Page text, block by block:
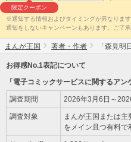
限定クーポン
※通知する情報およびタイミングが異なりま
通知をしないキャンペーンもあります。ご了承
まんが王国 著者・作者 「森見明
お得感No.1表記について
「電子コミックサービスに関するアン
調査期間 2026年3月6日～
調査対象
まんが王国または
をメイン且つ有料